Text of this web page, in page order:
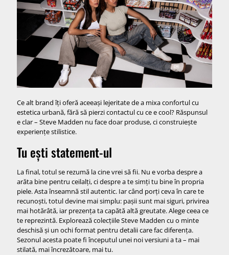
Ce alt brand îți oferă aceeași lejeritate de a mixa confortul cu
estetica urbană, fără să pierzi contactul cu ce e cool? Răspunsul
e clar – Steve Madden nu face doar produse, ci construiește
experiențe stilistice.
Tu ești statement-ul
La final, totul se rezumă la cine vrei să fii. Nu e vorba despre a
arăta bine pentru ceilalți, ci despre a te simți tu bine în propria
piele. Asta înseamnă stil autentic. Iar când porți ceva în care te
recunoști, totul devine mai simplu: pașii sunt mai siguri, privirea
mai hotărâtă, iar prezența ta capătă altă greutate. Alege ceea ce
te reprezintă. Explorează colecțiile Steve Madden cu o minte
deschisă și un ochi format pentru detalii care fac diferența.
Sezonul acesta poate fi începutul unei noi versiuni a ta – mai
stilată, mai încrezătoare, mai tu.